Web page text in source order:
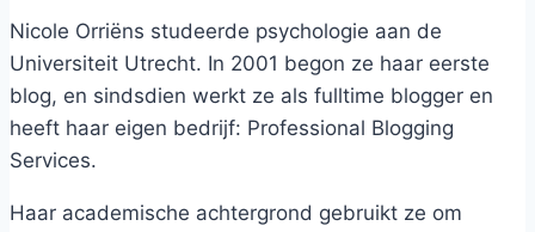
Nicole Orriëns studeerde psychologie aan de
Universiteit Utrecht. In 2001 begon ze haar eerste
blog, en sindsdien werkt ze als fulltime blogger en
heeft haar eigen bedrijf: Professional Blogging
Services.
Haar academische achtergrond gebruikt ze om